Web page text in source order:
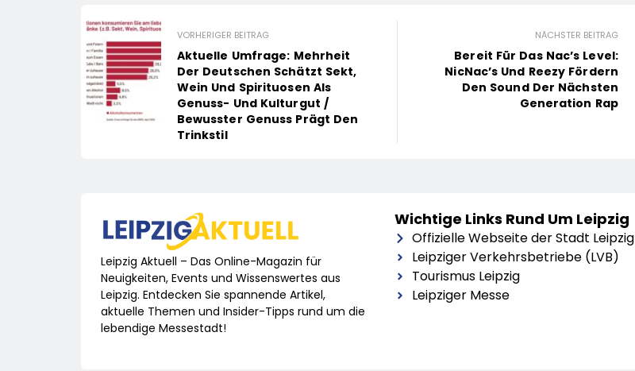
VORHERIGER BEITRAG
Aktuelle Umfrage: Mehrheit
Der Deutschen Schätzt Sekt,
Wein Und Spirituosen Als
Genuss- Und Kulturgut /
Bewusster Genuss Prägt Den
Trinkstil
NÄCHSTER BEITRAG
Bereit Für Das Nac’s Level:
NicNac’s Und Reezy Fördern
Den Sound Der Nächsten
Generation Rap
Leipzig Aktuell – Das Online-Magazin für
Neuigkeiten, Events und Wissenswertes aus
Leipzig. Entdecken Sie spannende Artikel,
aktuelle Themen und Insider-Tipps rund um die
lebendige Messestadt!
Wichtige Links Rund Um Leipzig
Offizielle Webseite der Stadt Leipzig
Leipziger Verkehrsbetriebe (LVB)
Tourismus Leipzig
Leipziger Messe